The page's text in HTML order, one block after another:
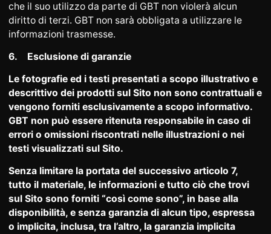
che il suo utilizzo da parte di GBT non violerà alcun
diritto di terzi. GBT non sarà obbligata a utilizzare le
informazioni trasmesse.
6.
Esclusione di garanzie
Le fotografie ed i testi presentati a scopo illustrativo e
descrittivo dei prodotti sul Sito non sono contrattuali e
vengono forniti esclusivamente a scopo informativo.
GBT non può essere ritenuta responsabile in caso di
errori o omissioni riscontrati nelle illustrazioni o nei
testi visualizzati sul Sito.
Senza limitare la portata del successivo articolo 7,
tutto il materiale, le informazioni e tutto ciò che trovi
sul Sito sono forniti “così come sono”, in base alla
disponibilità, e senza garanzia di alcun tipo, espressa
o implicita, inclusa, tra l’altro, la garanzia implicita